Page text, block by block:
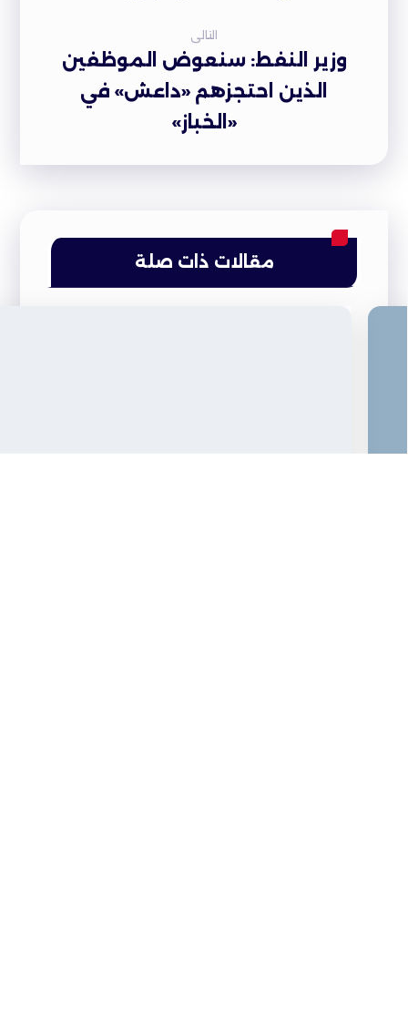
التالى
وزير النفط: سنعوض الموظفين
الذين احتجزهم «داعش» في
«الخباز»
مقالات ذات صلة